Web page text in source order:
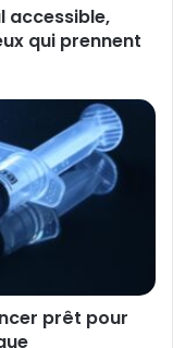
accessible,
qui prennent
prêt pour